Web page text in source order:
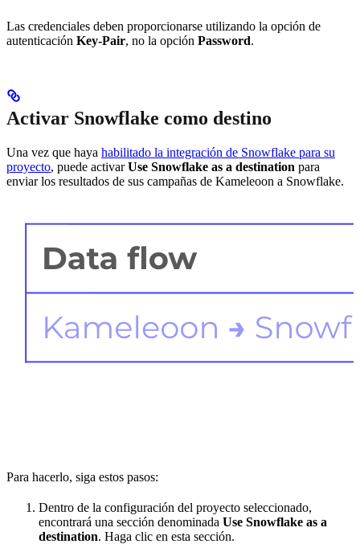
Las credenciales deben proporcionarse utilizando la opción de
autenticación Key-Pair, no la opción Password.
Activar Snowflake como destino
Una vez que haya habilitado la integración de Snowflake para su
proyecto, puede activarUse Snowflake as a destination para
enviar los resultados de sus campañas de Kameleoon a Snowflake.
Para hacerlo, siga estos pasos:
Dentro de la configuración del proyecto seleccionado,
encontrará una sección denominada Use Snowflake as a
destination. Haga clic en esta sección.